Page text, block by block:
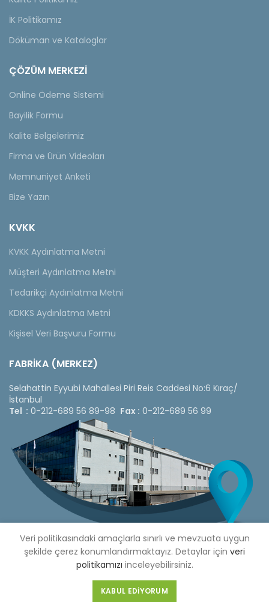
İK Politikamız
Döküman ve Kataloglar
ÇÖZÜM MERKEZİ
Online Ödeme Sistemi
Bayilik Formu
Kalite Belgelerimiz
Firma ve Ürün Videoları
Memnuniyet Anketi
Bize Yazın
KVKK
KVKK Aydınlatma Metni
Müşteri Aydınlatma Metni
Tedarikçi Aydınlatma Metni
KDKKS Aydınlatma Metni
Kişisel Veri Başvuru Formu
FABRİKA (MERKEZ)
Selahattin Eyyubi Mahallesi Piri Reis Caddesi No:6 Kıraç/
İstanbul
Tel : 0-212-689 56 89-98 Fax : 0-212-689 56 99
Copyright © 2020 Çetinkaya Pano |Çetinkaya Pano Fiyat
Listesi
Veri politikasındaki amaçlarla sınırlı ve mevzuata uygun
şekilde çerez konumlandırmaktayız. Detaylar için veri
politikamızı inceleyebilirsiniz.
KABUL EDIYORUM